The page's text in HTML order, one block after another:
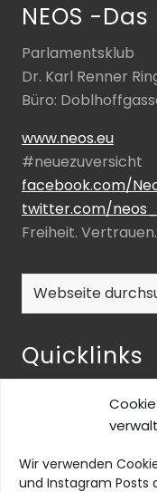
Wir verwenden
und Instagram Posts
NEOS -
Parlamentsklub
Dr. Karl Renner
Büro:
www.neos.eu
#neuezuversicht
facebook.com/
twitter.com/
Freiheit.
Webseite
Quicklinks
NEOS@home
Barrierefreiheit